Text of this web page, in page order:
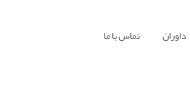
داوران تماس با ما